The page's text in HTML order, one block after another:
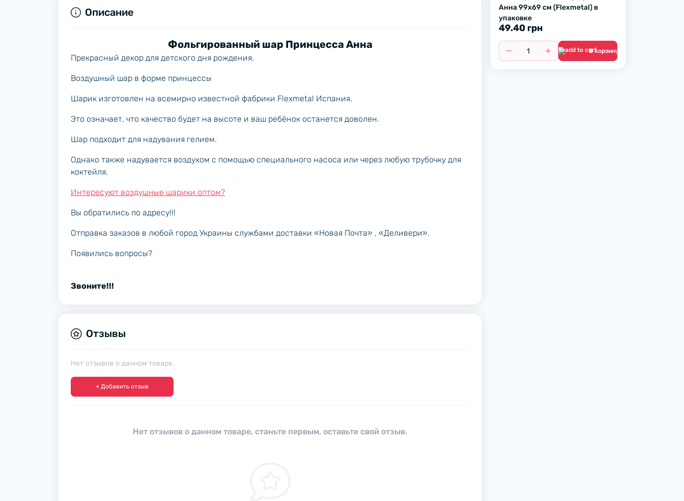
Анна 99х69 см (Flexmetal) в
упаковке
49.40 грн
В корзину
Описание
Фольгированный шар Принцесса Анна
Прекрасный декор для детского дня рождения.
Воздушный шар в форме принцессы
Шарик изготовлен на всемирно известной фабрики Flexmetal Испания.
Это означает, что качество будет на высоте и ваш ребёнок останется доволен.
Шар подходит для надувания гелием.
Однако также надувается воздухом с помощью специального насоса или через любую трубочку для
коктейля.
Интересуют воздушные шарики оптом?
Вы обратились по адресу!!!
Отправка заказов в любой город Украины службами доставки «Новая Почта» , «Деливери».
Появились вопросы?
Звоните!!!
Отзывы
Нет отзывов о данном товаре.
+ Добавить отзыв
Нет отзывов о данном товаре, станьте первым, оставьте свой отзыв.